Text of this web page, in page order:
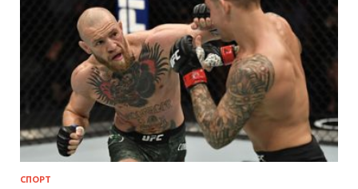
СПОРТ